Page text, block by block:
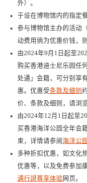
外）。
于设在博物馆内的指定
参与博物馆主办的活动
动费用倘为优惠价钱，
由2024年9月1日起至
购买香港迪士尼乐园任
处通」会籍，可分别享
惠。优惠受条款及细则
价、条款及细则，请浏
由2024年12月1日起至
买香港海洋公园全年会
束，详情请参阅 海洋公园
多种折扣优惠，如文化
优惠等，以及免费参加
通行證尊享体验 网页。